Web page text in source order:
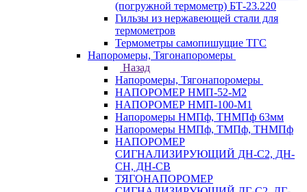
(погружной термометр) БТ-23.220
Гильзы из нержавеющей стали для
термометров
Термометры самопишущие ТГС
Напоромеры, Тягонапоромеры
Назад
Напоромеры, Тягонапоромеры
НАПОРОМЕР НМП-52-М2
НАПОРОМЕР НМП-100-М1
Напоромеры НМПф, ТНМПф 63мм
Напоромеры НМПф, ТМПф, ТНМПф
НАПОРОМЕР
СИГНАЛИЗИРУЮЩИЙ ДН-С2, ДН-
СН, ДН-СВ
ТЯГОНАПОРОМЕР